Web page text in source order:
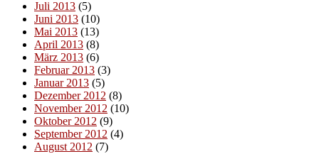
Juli 2013 (5)
Juni 2013 (10)
Mai 2013 (13)
April 2013 (8)
März 2013 (6)
Februar 2013 (3)
Januar 2013 (5)
Dezember 2012 (8)
November 2012 (10)
Oktober 2012 (9)
September 2012 (4)
August 2012 (7)